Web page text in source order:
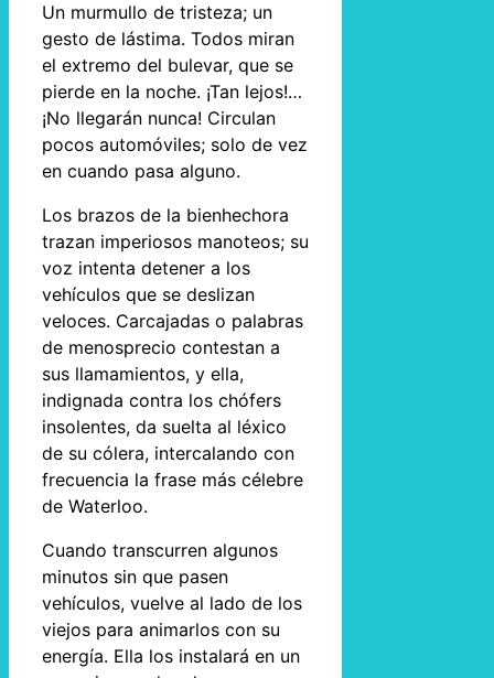
Un murmullo de tristeza; un
gesto de lástima. Todos miran
el extremo del bulevar, que se
pierde en la noche. ¡Tan lejos!…
¡No llegarán nunca! Circulan
pocos automóviles; solo de vez
en cuando pasa alguno.
Los brazos de la bienhechora
trazan imperiosos manoteos; su
voz intenta detener a los
vehículos que se deslizan
veloces. Carcajadas o palabras
de menosprecio contestan a
sus llamamientos, y ella,
indignada contra los chófers
insolentes, da suelta al léxico
de su cólera, intercalando con
frecuencia la frase más célebre
de Waterloo.
Cuando transcurren algunos
minutos sin que pasen
vehículos, vuelve al lado de los
viejos para animarlos con su
energía. Ella los instalará en un